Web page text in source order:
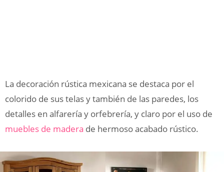
La decoración rústica mexicana se destaca por el
colorido de sus telas y también de las paredes, los
detalles en alfarería y orfebrería, y claro por el uso de
muebles de madera de hermoso acabado rústico.